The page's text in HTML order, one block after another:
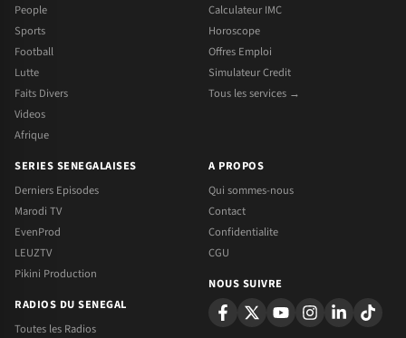
People
Sports
Football
Lutte
Faits Divers
Videos
Afrique
Calculateur IMC
Horoscope
Offres Emploi
Simulateur Credit
Tous les services →
SERIES SENEGALAISES
Derniers Episodes
Marodi TV
EvenProd
LEUZTV
Pikini Production
RADIOS DU SENEGAL
Toutes les Radios
A PROPOS
Qui sommes-nous
Contact
Confidentialite
CGU
NOUS SUIVRE